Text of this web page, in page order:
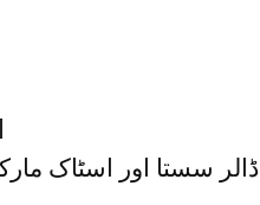
ڈالر سستا اور اسٹاک